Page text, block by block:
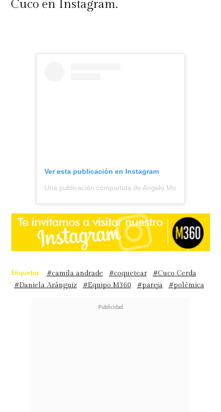
Cuco en Instagram.
Ver esta publicación en Instagram
Una publicación compartida de Angelo Moreno || Todo
Etiquetas : #camila andrade #coquetear
#Cuco Cerda
#Daniela Aránguiz
#Equipo M360 #pareja #polémica